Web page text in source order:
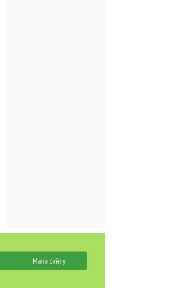
Мапа сайту